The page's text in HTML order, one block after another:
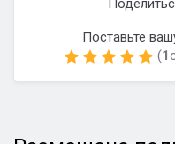
Поставьте
(1